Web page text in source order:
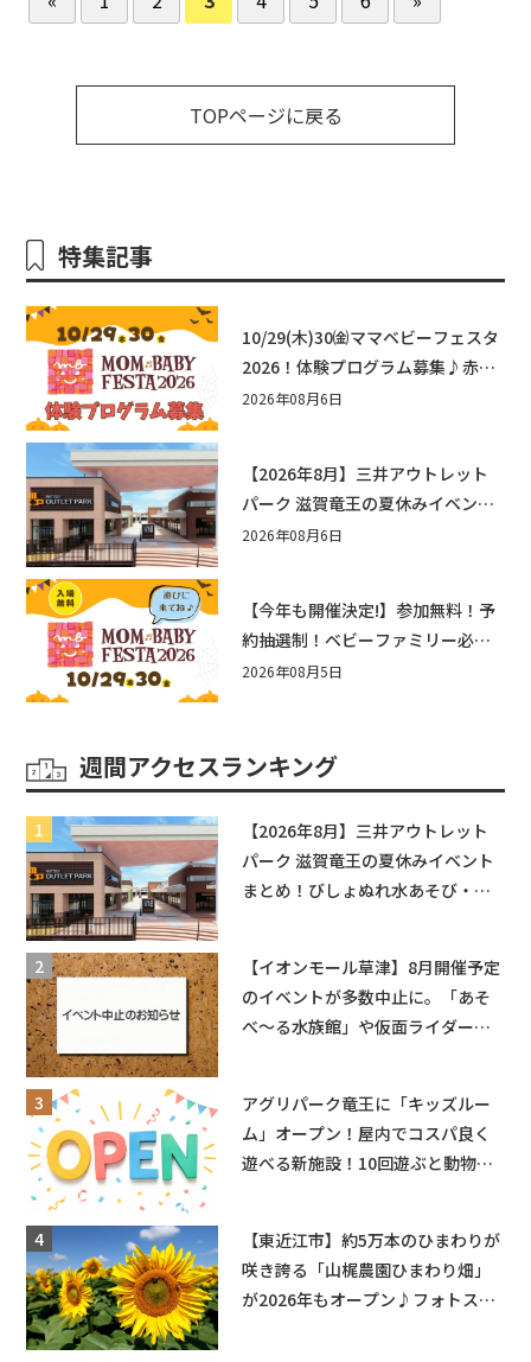
TOPページに戻る
特集記事
10/29(木)30㈮ママベビーフェスタ
2026！体験プログラム募集♪赤ち
ゃん向けイベントに出演しません
2026年08月6日
【2026年8月】三井アウトレット
パーク 滋賀竜王の夏休みイベント
まとめ！びしょぬれ水あそび・激
2026年08月6日
【今年も開催決定!】参加無料！予
約抽選制！ベビーファミリー必見
☆入場無料☆10/29(木)30(金)ママ
2026年08月5日
週間アクセスランキング
【2026年8月】三井アウトレット
パーク 滋賀竜王の夏休みイベント
まとめ！びしょぬれ水あそび・激
【イオンモール草津】8月開催予定
のイベントが多数中止に。「あそ
べ〜る水族館」や仮面ライダーシ
アグリパーク竜王に「キッズルー
ム」オープン！屋内でコスパ良く
遊べる新施設！10回遊ぶと動物触
【東近江市】約5万本のひまわりが
咲き誇る「山梶農園ひまわり畑」
が2026年もオープン♪フォトスポ